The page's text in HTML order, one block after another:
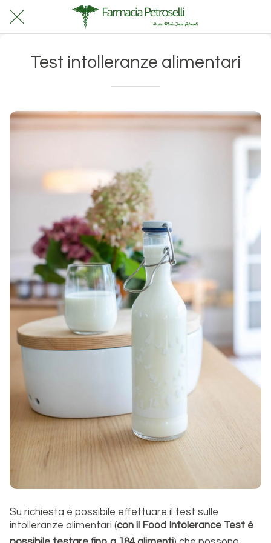
Test intolleranze alimentari
Su richiesta è possibile effettuare il test sulle
intolleranze alimentari (con il Food Intolerance Test è